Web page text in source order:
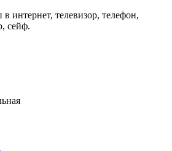
интернет, телевизор, телефон,
сейф.